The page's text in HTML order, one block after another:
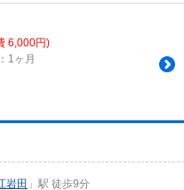
6,000円)
1ヶ月
岩田 」駅 徒歩9分